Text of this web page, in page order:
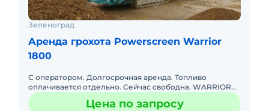
Зеленоград
Аренда грохота Powerscreen Warrior
1800
С оператором. Долгосрочная аренда. Топливо
оплачивается отдельно. Сейчас свободна. WARRIOR
1800. Первичный двухдековый грохот. Просевная 4.88
на 1.52, приемныйЦена по запросу